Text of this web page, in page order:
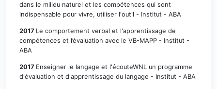
dans le milieu naturel et les compétences qui sont
indispensable pour vivre, utiliser l'outil - Institut - ABA
2017 Le comportement verbal et l'apprentissage de
compétences et l’évaluation avec le VB-MAPP - Institut -
ABA
2017 Enseigner le langage et l'écouteWNL un programme
d'évaluation et d'apprentissage du langage - Institut - ABA